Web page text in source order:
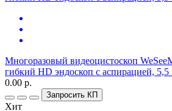
Многоразовый видеоцистоскоп
гибкий HD эндоскоп с аспирацией,
0.00 р.
Запросить КП
Хит